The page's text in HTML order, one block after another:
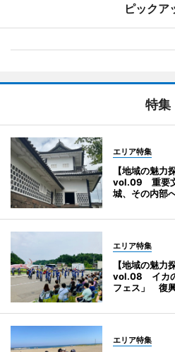
ピックア
特集
エリア特集
【地域の魅力
vol.09 重要
城、その内部
エリア特集
【地域の魅力
vol.08 イカの
フェス」 復
エリア特集